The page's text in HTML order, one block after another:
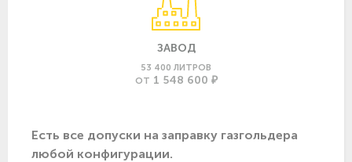
ЗАВОД
53 400 ЛИТРОВ
ОТ 1 548 600 ₽
Есть все допуски нa заправку газгольдера
любой конфигурации.